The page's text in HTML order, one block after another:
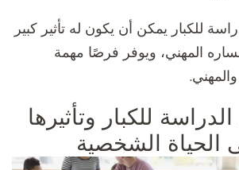
للكبار يمكن أن يكون له تأثير كبير
المهني، ويوفر فرصًا مهمة
للكبار وتأثيرها
الحياة الشخصية